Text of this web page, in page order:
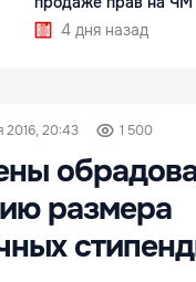
4 дня назад
2016, 20:43 1 500
размера